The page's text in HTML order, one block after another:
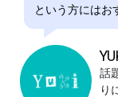
という方にはお
話
り